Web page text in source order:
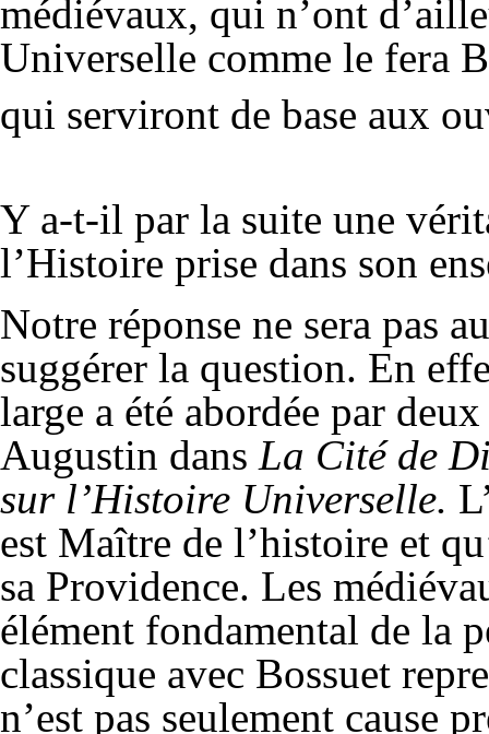
médiévaux, qui n’ont
Universelle comme le fera
qui serviront de base aux
Y a-t-il par la suite une
l’Histoire prise dans son
Notre réponse ne sera pas
suggérer la question. En
large a été abordée par
Augustin dans La Cité de
sur l’Histoire Universelle.
est Maître de l’histoire et
sa Providence. Les
élément fondamental de la
classique avec Bossuet
n’est pas seulement cause